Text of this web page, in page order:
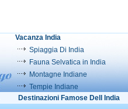
Vacanza India
Spiaggia Di India
Fauna Selvatica in India
Montagne Indiane
Tempie Indiane
Destinazioni Famose Dell India